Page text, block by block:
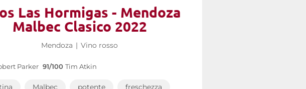
Las Hormigas - Mendoza
Malbec Clasico 2022
Mendoza | Vino rosso
Parker 91/100 Tim Atkin
Malbec potente
freschezza